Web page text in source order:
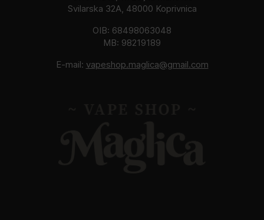
Svilarska 32A, 48000 Koprivnica
OIB: 68498063048
MB: 98219189
E-mail: vapeshop.maglica@gmail.com